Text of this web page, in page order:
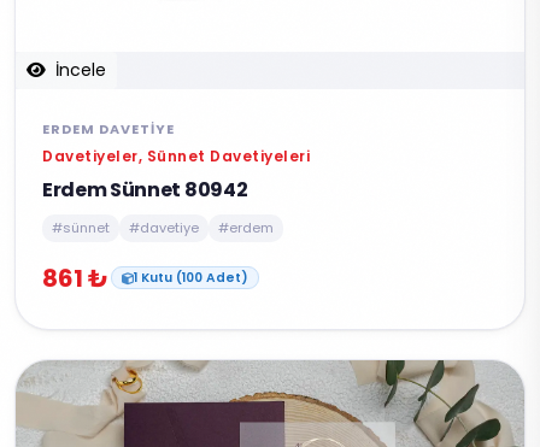
İncele
ERDEM DAVETIYE
Davetiyeler, Sünnet Davetiyeleri
Erdem Sünnet 80942
#sünnet #davetiye #erdem
861 ₺ 1 Kutu (100 Adet)